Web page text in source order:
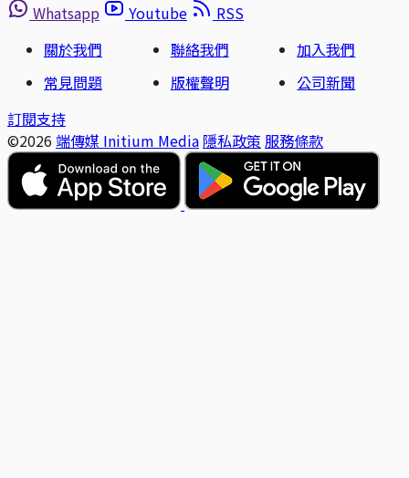
Whatsapp
Youtube
RSS
關於我們
聯絡我們
加入我們
常見問題
版權聲明
公司新聞
訂閱支持
©2026 端傳媒 Initium Media 隱私政策 服務條款